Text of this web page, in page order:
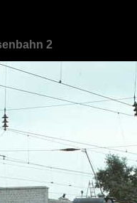
2